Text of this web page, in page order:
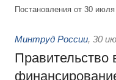
Постановления от 30
Минтруд России, 30
Правительство